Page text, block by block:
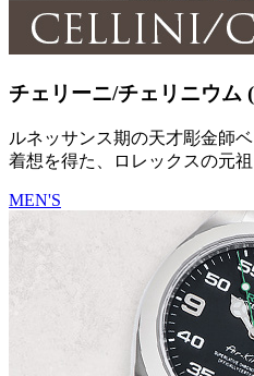
チェリーニ/チェリニウ
ルネッサンス期の天才彫金師
着想を得た、ロレックスの元
MEN'S